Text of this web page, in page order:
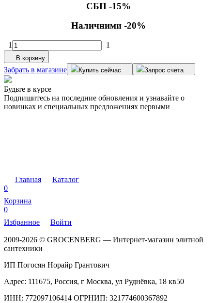
СБП -15%
Наличними -20%
1 1
В корзину
Забрать в магазине Купить сейчас Запрос счета
Будьте в курсе
Подпишитесь на последние обновления и узнавайте о
новинках и специальных предложениях первыми
Главная
Каталог
0
Корзина
0
Избранное
Войти
2009-2026 © GROCENBERG — Интернет-магазин элитной
сантехники
ИП Погосян Норайр Грантович
Адрес: 111675, Россия, г Москва, ул Руднёвка, 18 кв50
ИНН: 772097106414 ОГРНИП: 321774600367892